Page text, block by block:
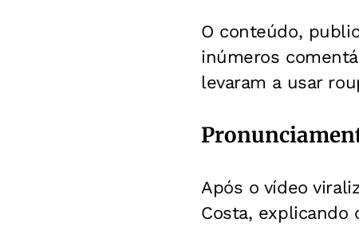
O conteúdo,
inúmeros
levaram a usar
Após o vídeo
Costa, explicando